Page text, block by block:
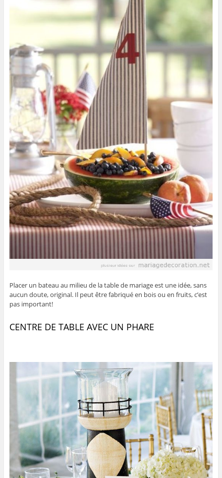
Placer un bateau au milieu de la table de mariage est une idée, sans
aucun doute, original. Il peut être fabriqué en bois ou en fruits, c’est
pas important!
CENTRE DE TABLE AVEC UN PHARE